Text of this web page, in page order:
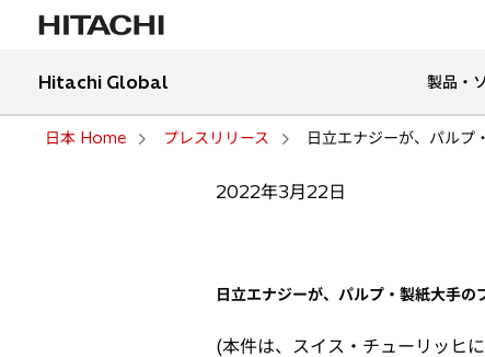
Hitachi Global 製品・
日本 Home プレスリリース 日立エナジーが、パルプ
2022年3月22日
日立エナジーが、パルプ・製紙大手
(本件は、スイス・チューリッヒに